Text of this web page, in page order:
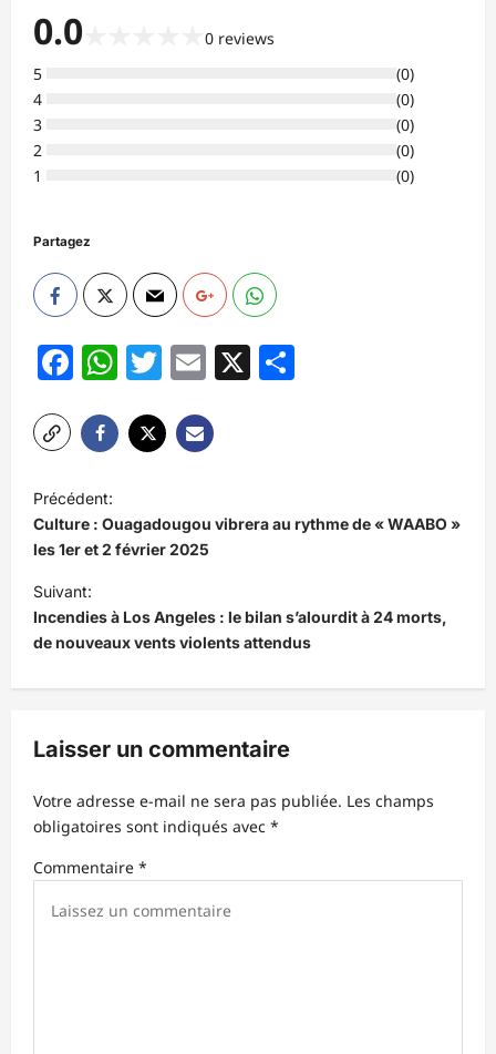
0.0 0 reviews
5
(0)
4
(0)
3
(0)
2
(0)
1
(0)
Partagez
Facebook
WhatsApp
Twitter
Email
X
N
a
v
i
g
a
t
o
n
d
’
Précédent:
Culture : Ouagadougou vibrera au rythme de « WAABO »
les 1er et 2 février 2025
Suivant:
Incendies à Los Angeles : le bilan s’alourdit à 24 morts,
de nouveaux vents violents attendus
Laisser un commentaire
Votre adresse e-mail ne sera pas publiée. Les champs
obligatoires sont indiqués avec *
Commentaire *